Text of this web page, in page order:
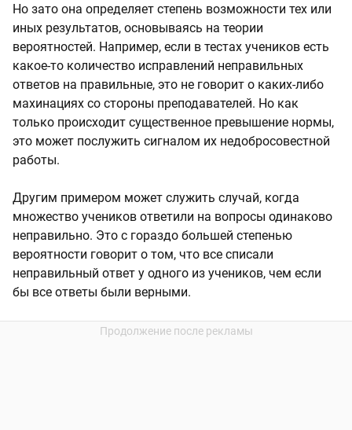
Но зато она определяет степень возможности тех или
иных результатов, основываясь на теории
вероятностей. Например, если в тестах учеников есть
какое-то количество исправлений неправильных
ответов на правильные, это не говорит о каких-либо
махинациях со стороны преподавателей. Но как
только происходит существенное превышение нормы,
это может послужить сигналом их недобросовестной
работы.
Другим примером может служить случай, когда
множество учеников ответили на вопросы одинаково
неправильно. Это с гораздо большей степенью
вероятности говорит о том, что все списали
неправильный ответ у одного из учеников, чем если
бы все ответы были верными.